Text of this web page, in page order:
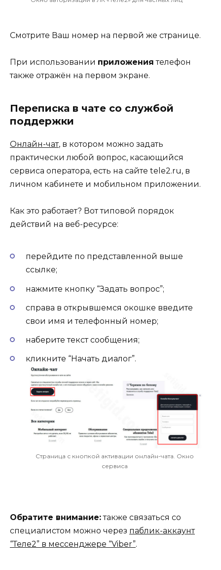
Смотрите Ваш номер на первой же странице.
При использовании приложения телефон
также отражён на первом экране.
Переписка в чате со службой
поддержки
Онлайн-чат, в котором можно задать
практически любой вопрос, касающийся
сервиса оператора, есть на сайте tele2.ru, в
личном кабинете и мобильном приложении.
Как это работает? Вот типовой порядок
действий на веб-ресурсе:
перейдите по представленной выше
ссылке;
нажмите кнопку “Задать вопрос”;
справа в открывшемся окошке введите
свои имя и телефонный номер;
наберите текст сообщения;
кликните “Начать диалог”.
Страница с кнопкой активации онлайн-чата. Окно
сервиса
Обратите внимание:также связаться со
специалистом можно через паблик-аккаунт
“Теле2” в мессенджере “Viber”.